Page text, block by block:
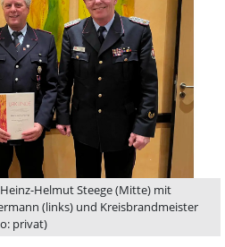
Helmut Steege (Mitte) mit
(links) und Kreisbrandmeister
privat)